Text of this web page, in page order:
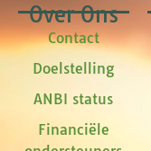
Over Ons
Contact
Doelstelling
ANBI status
Financiële